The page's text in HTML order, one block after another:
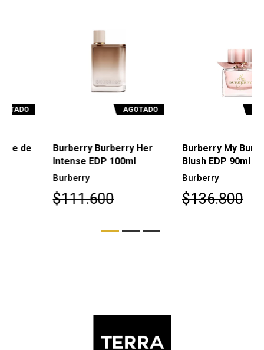
AGOTADO
Burberry Burberry Her
Intense EDP 100ml
$111.600
AGOTADO
Burberry My Burberry
Blush EDP 90ml
$136.800